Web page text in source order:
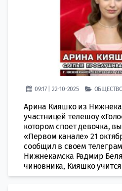
09:17 | 22-10-2025
Арина Кияшко из
участницей телешоу
котором споет девочка,
«Первом канале» 21
сообщил в своем
Нижнекамска Радмир
чиновника, Кияшко учится